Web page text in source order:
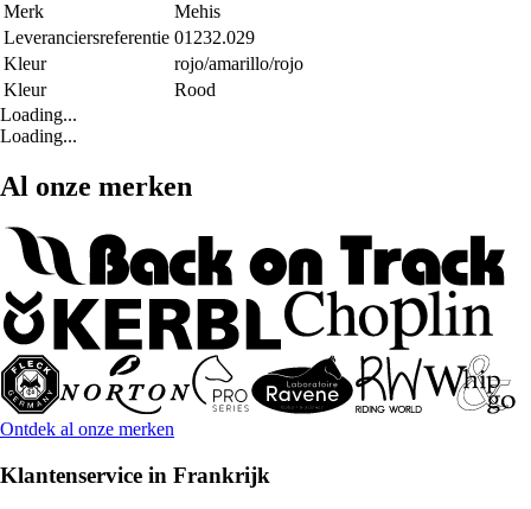
Merk
Mehis
Leveranciersreferentie 01232.029
Kleur
rojo/amarillo/rojo
Kleur
Rood
Loading...
Loading...
Al onze merken
Ontdek al onze merken
Klantenservice in Frankrijk